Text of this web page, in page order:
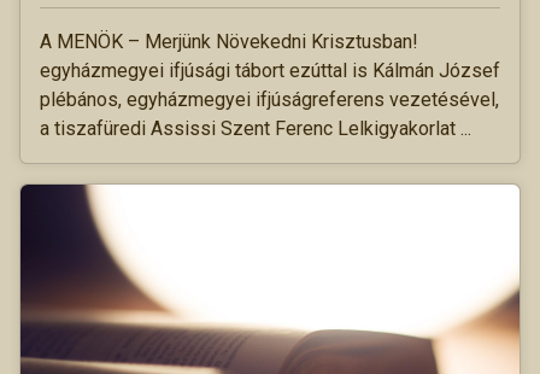
A MENÖK – Merjünk Növekedni Krisztusban!
egyházmegyei ifjúsági tábort ezúttal is Kálmán József
plébános, egyházmegyei ifjúságreferens vezetésével,
a tiszafüredi Assissi Szent Ferenc Lelkigyakorlat ...